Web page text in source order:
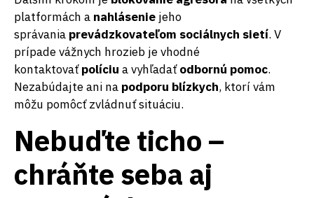
platformách a nahlásenie jeho
správania prevádzkovateľom sociálnych sietí. V
prípade vážnych hrozieb je vhodné
kontaktovaťpolíciu a vyhľadaťodbornú pomoc.
Nezabúdajte ani na podporu blízkych, ktorí vám
môžu pomôcť zvládnuť situáciu.
Nebuďte ticho –
chráňte seba aj